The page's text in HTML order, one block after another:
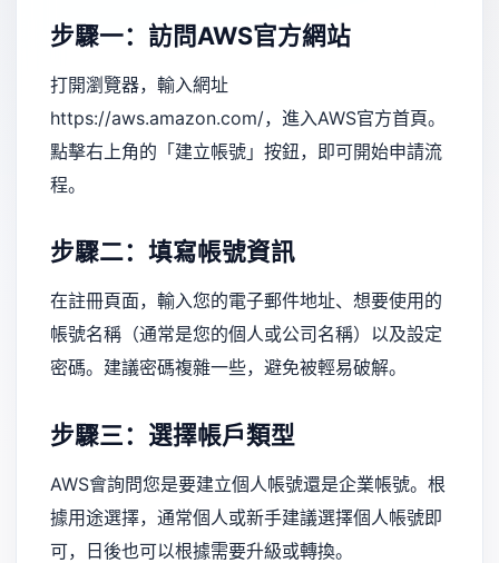
步驟一：訪問AWS官方網站
打開瀏覽器，輸入網址
https://aws.amazon.com/，進入AWS官方首頁。
點擊右上角的「建立帳號」按鈕，即可開始申請流
程。
步驟二：填寫帳號資訊
在註冊頁面，輸入您的電子郵件地址、想要使用的
帳號名稱（通常是您的個人或公司名稱）以及設定
密碼。建議密碼複雜一些，避免被輕易破解。
步驟三：選擇帳戶類型
AWS會詢問您是要建立個人帳號還是企業帳號。根
據用途選擇，通常個人或新手建議選擇個人帳號即
可，日後也可以根據需要升級或轉換。